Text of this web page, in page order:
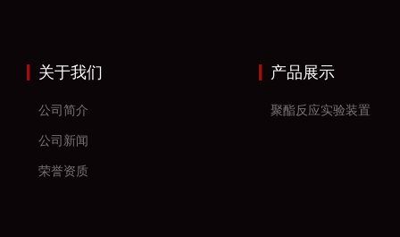
关于我们
公司简介
公司新闻
荣誉资质
产品展示
聚酯反应实验装置